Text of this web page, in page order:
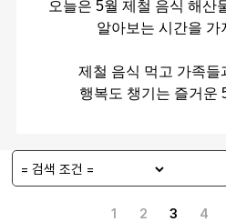
오늘은 5월 제철 음식 해산
알아보는 시간을 가
제철 음식 먹고 가족들
행복도 챙기는 즐거운
1 2 3 4